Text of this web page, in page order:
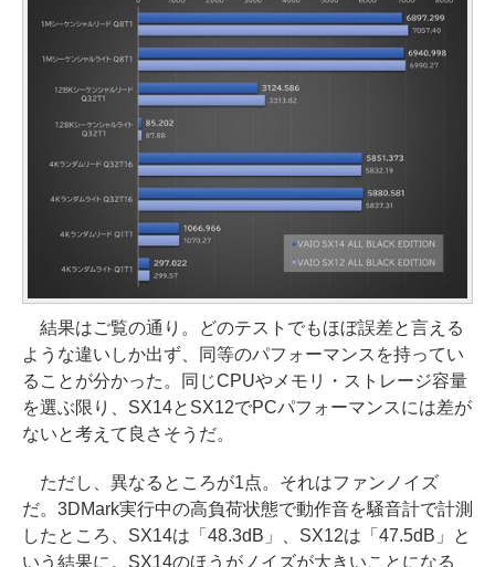
結果はご覧の通り。どのテストでもほぼ誤差と言える
ような違いしか出ず、同等のパフォーマンスを持ってい
ることが分かった。同じCPUやメモリ・ストレージ容量
を選ぶ限り、SX14とSX12でPCパフォーマンスには差が
ないと考えて良さそうだ。
ただし、異なるところが1点。それはファンノイズ
だ。3DMark実行中の高負荷状態で動作音を騒音計で計測
したところ、SX14は「48.3dB」、SX12は「47.5dB」と
いう結果に。SX14のほうがノイズが大きいことになる